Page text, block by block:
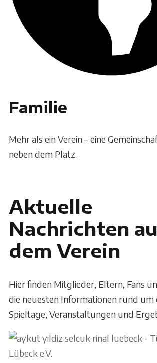
Familie
Mehr als ein Verein – eine
neben dem Platz.
Aktuelle
Nachrichten
dem Verein
Hier finden Mitglieder, Eltern, Fans
die neuesten Informationen rund um
Spieltage, Veranstaltungen und